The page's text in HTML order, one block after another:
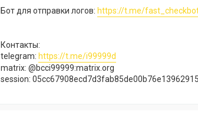
Бот для отправки логов: https://t.me/
Контакты:
telegram: https://t.me/i99999d
matrix: @bcci99999:matrix.org
session: